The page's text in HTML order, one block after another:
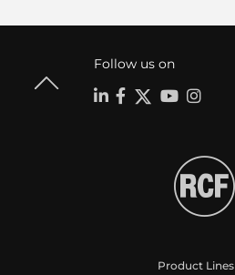
Follow us on
Product Lines